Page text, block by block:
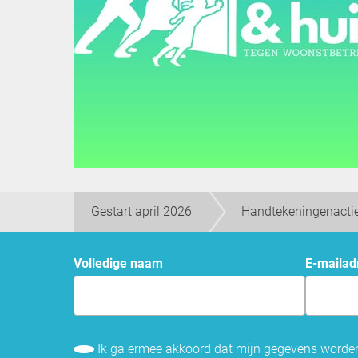
Gestart april 2026
Volledige naam e-
Ik ga ermee akkoord dat mijn gegevens